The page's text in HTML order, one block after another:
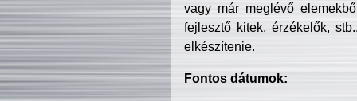
vagy már meglévő
fejlesztő kitek, érzékelők,
elkészítenie.
Fontos dátumok: